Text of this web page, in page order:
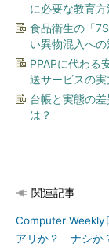
に必要な教育
食品衛生の「
い異物混入へ
PPAPに代わる
送サービスの実
台帳と実態の
は？
関連記事
Computer
アリか？ ナシか